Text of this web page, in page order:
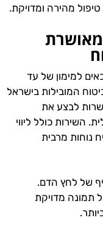
מהירה ומדויקת.
למימון של עד
המובילות בישראל
לבצע את
השירות כולל ליווי
נוחות מרבית
של לחץ הדם.
תמונה מדויקת